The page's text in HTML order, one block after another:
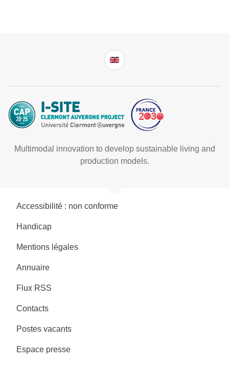
Multimodal innovation to develop sustainable living and
production models.
Accessibilité : non conforme
Handicap
Mentions légales
Annuaire
Flux RSS
Contacts
Postes vacants
Espace presse